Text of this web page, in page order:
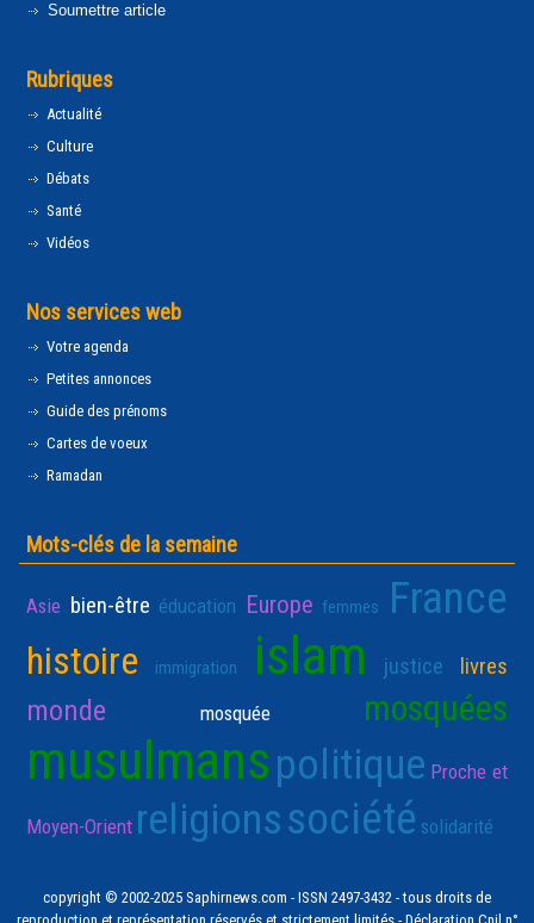
Soumettre article
Rubriques
Actualité
Culture
Débats
Santé
Vidéos
Nos services web
Votre agenda
Petites annonces
Guide des prénoms
Cartes de voeux
Ramadan
Mots-clés de la semaine
Asie bien-être éducation Europe femmes France
histoire immigration islam justice livres
monde mosquée mosquées
musulmanspolitique Proche et
Moyen-Orient religionssociété solidarité
copyright © 2002-2025 Saphirnews.com - ISSN 2497-3432 - tous droits de